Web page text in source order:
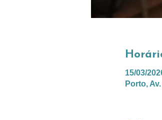
15/03/
Porto,